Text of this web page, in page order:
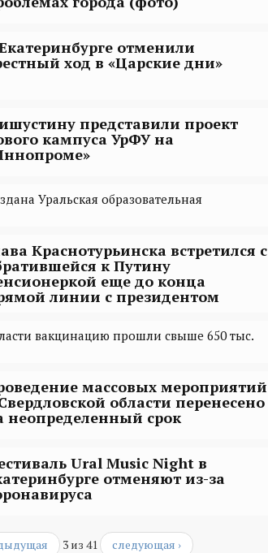
отменили
ход в «Царские дни»
представили проект
кампуса УрФУ на
Уральская образовательная
Краснотурьинска встретился с
к Путину
еще до конца
линии с президентом
вакцинацию прошли свыше 650 тыс.
массовых мероприятий
области перенесено
неопределенный срок
Ural Music Night в
отменяют из-за
3 из 41 следующая ›